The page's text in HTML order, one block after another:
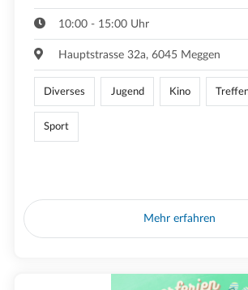
10:00 - 15:00 Uhr
Hauptstrasse 32a, 6045 Meggen
Diverses Jugend Kino
Sport
Mehr erfahren